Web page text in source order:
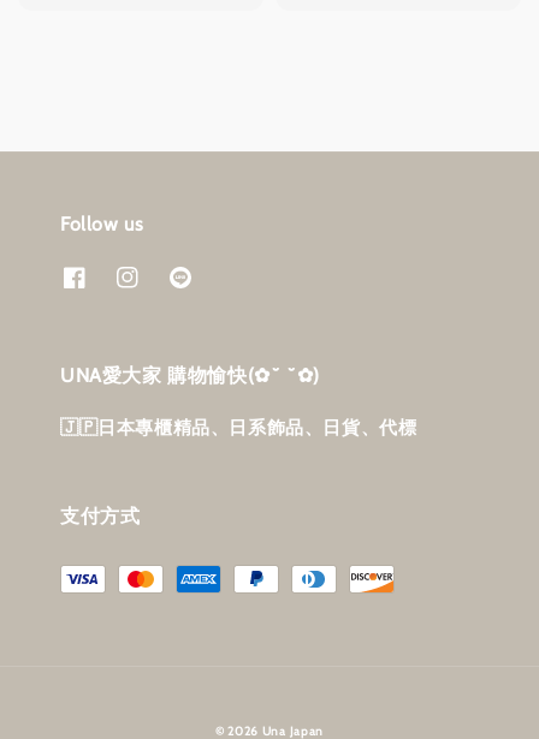
Follow us
UNA愛大家 購物愉快‎(✿˘ ˘✿)
🇯🇵日本專櫃精品、日系飾品、日貨、代標
支付方式
© 2026 Una Japan